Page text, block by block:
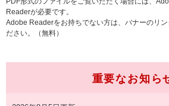
Readerが必要です。
Adobe Readerをお持ちでない方は、バナーのリ
ださい。（無料）
重要なお知ら